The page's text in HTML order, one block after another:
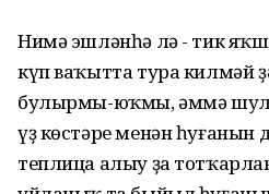
Нимә эшләнһә лә - тик
күп ваҡытта тура килмәй
булырмы-юҡмы, әммә
үҙ көстәре менән һуғанын
теплица алыу ҙа